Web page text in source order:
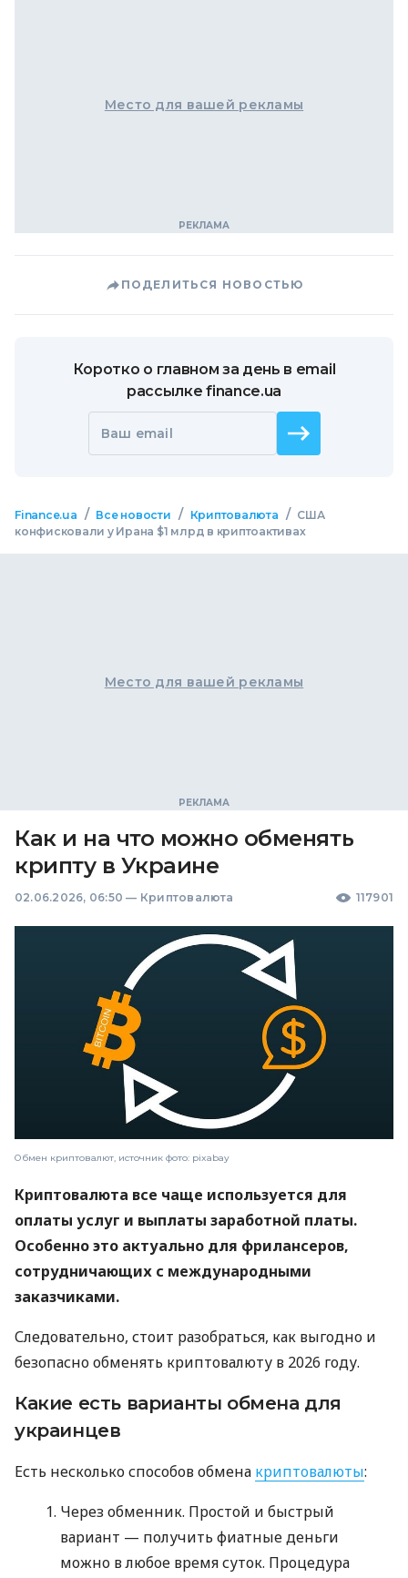
Место для вашей рекламы
ПОДЕЛИТЬСЯ НОВОСТЬЮ
Коротко о главном за день в email
рассылке finance.ua
Ваш email
Finance.ua / Все новости / Криптовалюта / США
конфисковали у Ирана $1 млрд в криптоактивах
Место для вашей рекламы
Как и на что можно обменять
крипту в Украине
02.06.2026, 06:50 — Криптовалюта 117901
Обмен криптовалют, источник фото: pixabay
Криптовалюта все чаще используется для
оплаты услуг и выплаты заработной платы.
Особенно это актуально для фрилансеров,
сотрудничающих с международными
заказчиками.
Следовательно, стоит разобраться, как выгодно и
безопасно обменять криптовалюту в 2026 году.
Какие есть варианты обмена для
украинцев
Есть несколько способов обмена криптовалюты:
Через обменник. Простой и быстрый
вариант — получить фиатные деньги
можно в любое время суток. Процедура